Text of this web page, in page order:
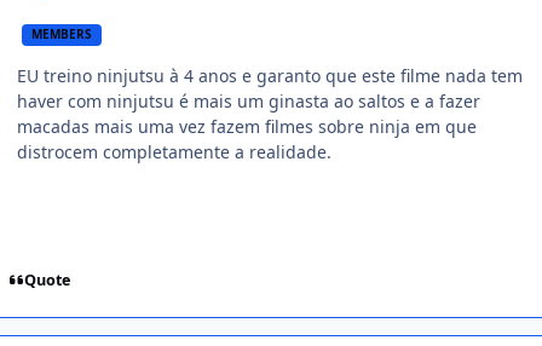
MEMBERS
EU treino ninjutsu à 4 anos e garanto que este filme nada tem
haver com ninjutsu é mais um ginasta ao saltos e a fazer
macadas mais uma vez fazem filmes sobre ninja em que
distrocem completamente a realidade.
Quote